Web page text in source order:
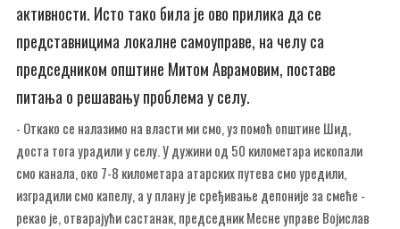
активности. Исто тако била је ово прилика да се
представницима локалне самоуправе, на челу са
председником општине Митом Аврамовим, поставе
питања о решавању проблема у селу.
- Откако се налазимо на власти ми смо, уз помоћ општине Шид,
доста тога урадили у селу. У дужини од 50 километара ископали
смо канала, око 7-8 километара атарских путева смо уредили,
изградили смо капелу, а у плану је сређивање депоније за смеће -
рекао је, отварајући састанак, председник Месне управе Војислав